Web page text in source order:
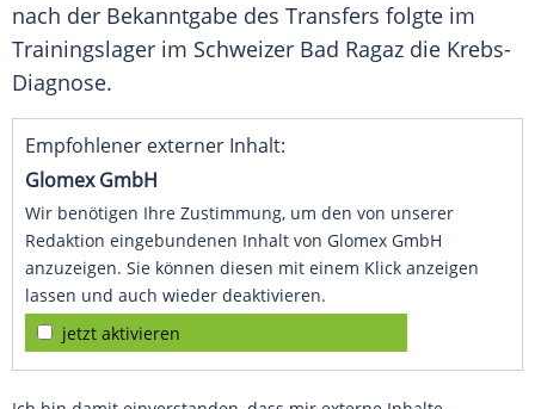
nach der Bekanntgabe des Transfers folgte im
Trainingslager im Schweizer Bad Ragaz die Krebs-
Diagnose.
Empfohlener externer Inhalt:
Glomex GmbH
Wir benötigen Ihre Zustimmung, um den von unserer
Redaktion eingebundenen Inhalt von Glomex GmbH
anzuzeigen. Sie können diesen mit einem Klick anzeigen
lassen und auch wieder deaktivieren.
jetzt aktivieren